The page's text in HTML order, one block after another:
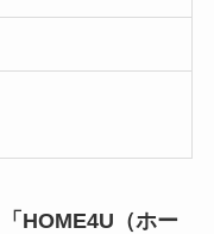
「HOME4U（ホー